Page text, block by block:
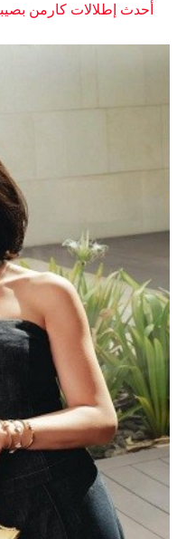
أحدث إطلالات كارمن